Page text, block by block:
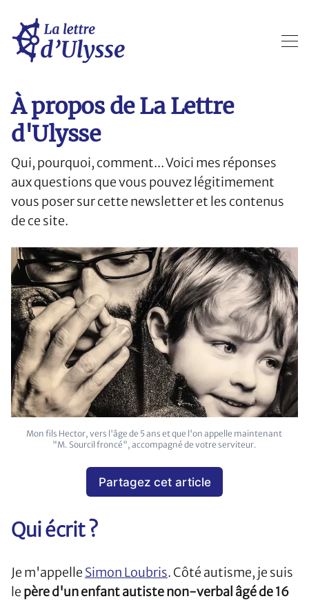
À propos de La Lettre
d'Ulysse
Qui, pourquoi, comment... Voici mes réponses
aux questions que vous pouvez légitimement
vous poser sur cette newsletter et les contenus
de ce site.
Mon fils Hector, vers l'âge de 5 ans et que l'on appelle maintenant
"M. Sourcil froncé", accompagné de votre serviteur.
Partagez cet article
Qui écrit ?
Je m'appelle Simon Loubris. Côté autisme, je suis
le père d'un enfant autiste non-verbal âgé de 16